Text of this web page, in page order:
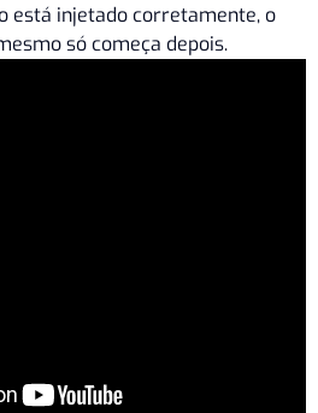
está injetado corretamente, o
só começa depois.